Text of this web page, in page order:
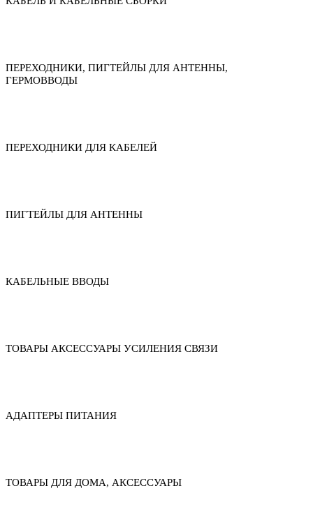
ПЕРЕХОДНИКИ, ПИГТЕЙЛЫ ДЛЯ АНТЕННЫ,
ГЕРМОВВОДЫ
ПЕРЕХОДНИКИ ДЛЯ КАБЕЛЕЙ
ПИГТЕЙЛЫ ДЛЯ АНТЕННЫ
КАБЕЛЬНЫЕ ВВОДЫ
ТОВАРЫ АКСЕССУАРЫ УСИЛЕНИЯ СВЯЗИ
АДАПТЕРЫ ПИТАНИЯ
ТОВАРЫ ДЛЯ ДОМА, АКСЕССУАРЫ